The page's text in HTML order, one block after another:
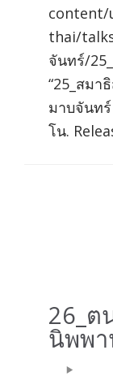
content/
thai/
จันทร์/
“25_สมา
มาบจันท
โน.
26_ต
นิพพ
Audio